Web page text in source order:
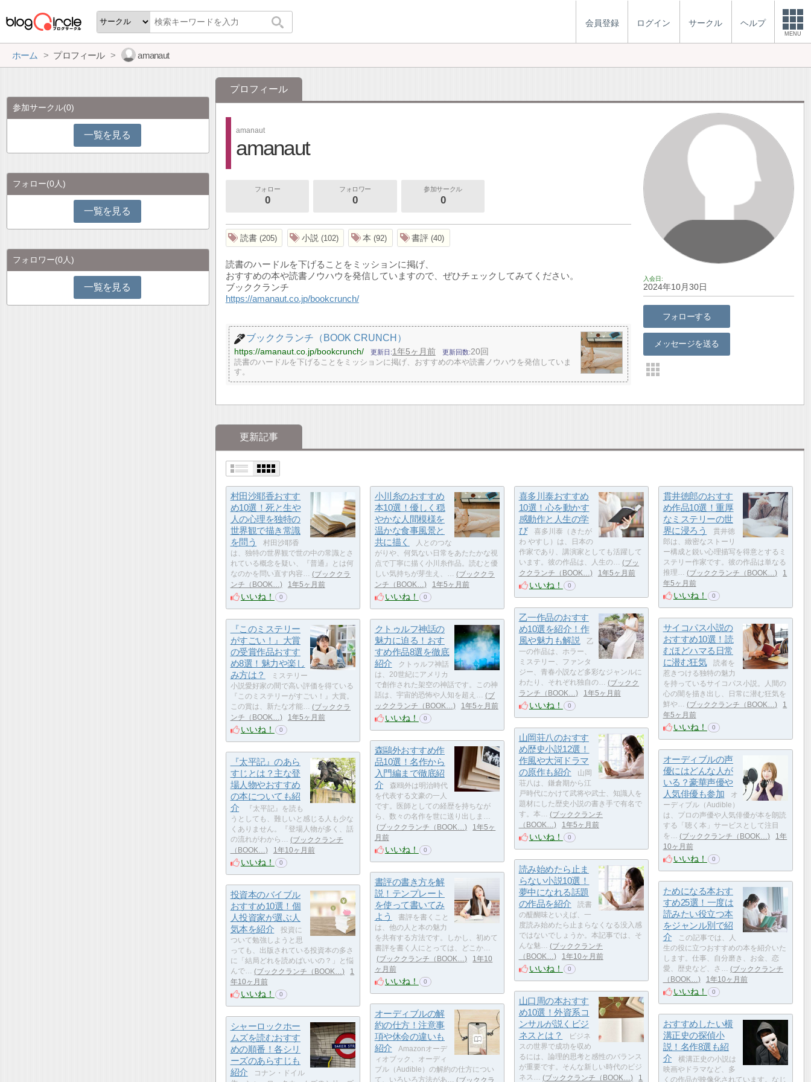
会員登録 ログイン サークル ヘルプ
MENU
ホーム プロフィール amanaut
プロフィール
amanaut
amanaut
フォロー
0
フォロワー
0
参加サークル
0
入会日
2024年10月30日
フォローする
メッセージを送る
読書 205 小説 102 本 92 書評 40
読書のハードルを下げることをミッションに掲げ、
おすすめの本や読書ノウハウを発信していますので、ぜひチェックしてみてください。
ブッククランチ
https://amanaut.co.jp/bookcrunch/
ブッククランチ（BOOK CRUNCH）
https://amanaut.co.jp/bookcrunch/ 更新日 1年5ヶ月前 更新回数 20回
読書のハードルを下げることをミッションに掲げ、おすすめの本や読書ノウハウを発信していま
す。
更新記事
村田沙耶香おすす
め10選！死と生や
人の心理を独特の
世界観で描き常識
を問う
村田沙耶香
は、独特の世界観で世の中の常識とさ
れている概念を疑い、『普通』とは何
なのかを問い直す内容…
ブッククラ
ンチ（BOOK…
1年5ヶ月前
いいね！ 0
小川糸のおすすめ
本10選！優しく穏
やかな人間模様を
温かな食事風景と
共に描く
人とのつな
がりや、何気ない日常をあたたかな視
点で丁寧に描く小川糸作品。読むと優
しい気持ちが芽生え、…
ブッククラ
ンチ（BOOK…
1年5ヶ月前
いいね！ 0
喜多川泰おすすめ
10選！心を動かす
感動作と人生の学
び
喜多川泰（きたが
わ やすし）は、日本の
作家であり、講演家としても活躍して
います。彼の作品は、人生の…
ブッ
ククランチ（BOOK…
1年5ヶ月前
いいね！ 0
貫井徳郎のおすす
め作品10選！重厚
なミステリーの世
界に浸ろう
貫井徳
郎は、緻密なストーリ
ー構成と鋭い心理描写を得意とするミ
ステリー作家です。彼の作品は単なる
推理…
ブッククランチ（BOOK…
1
年5ヶ月前
いいね！ 0
乙一作品のおすす
め10選を紹介！作
風や魅力も解説
乙
一の作品は、ホラー、
ミステリー、ファンタ
ジー、青春小説など多彩なジャンルに
わたり、それぞれ独自の…
ブックク
ランチ（BOOK…
1年5ヶ月前
いいね！ 0
サイコパス小説の
おすすめ10選！読
むほどハマる日常
に潜む狂気
読者を
惹きつける独特の魅力
を持っているサイコパス小説。人間の
心の闇を描き出し、日常に潜む狂気を
鮮や…
ブッククランチ（BOOK…
1
年5ヶ月前
いいね！ 0
『このミステリー
がすごい！』大賞
の受賞作品おすす
め8選！魅力や楽し
み方は？
ミステリー
小説愛好家の間で高い評価を得ている
『このミステリーがすごい！』大賞。
この賞は、新たな才能…
ブッククラ
ンチ（BOOK…
1年5ヶ月前
いいね！ 0
クトゥルフ神話の
魅力に迫る！おす
すめ作品8選を徹底
紹介
クトゥルフ神話
は、20世紀にアメリカ
で創作された架空の神話です。この神
話は、宇宙的恐怖や人知を超え…
ブ
ッククランチ（BOOK…
1年5ヶ月前
いいね！ 0
山岡荘八のおすす
め歴史小説12選！
作風や大河ドラマ
の原作も紹介
山岡
荘八は、鎌倉期から江
戸時代にかけて武将や武士、知識人を
題材にした歴史小説の書き手で有名で
す。本…
ブッククランチ
（BOOK…
1年5ヶ月前
いいね！ 0
森鷗外おすすめ作
品10選！名作から
入門編まで徹底紹
介
森鴎外は明治時代
を代表する文豪の一人
です。医師としての経歴を持ちなが
ら、数々の名作を世に送り出しま…
ブッククランチ（BOOK…
1年5ヶ
月前
いいね！ 0
オーディブルの声
優にはどんな人が
いる？豪華声優や
人気俳優も参加
オ
ーディブル（Audible）
は、プロの声優や人気俳優が本を朗読
する「聴く本」サービスとして注目
を…
ブッククランチ（BOOK…
1年
10ヶ月前
いいね！ 0
『太平記』のあら
すじとは？主な登
場人物やおすすめ
の本についても紹
介
『太平記』を読も
うとしても、難しいと感じる人も少な
くありません。『登場人物が多く、話
の流れがわから…
ブッククランチ
（BOOK…
1年10ヶ月前
いいね！ 0
読み始めたら止ま
らない小説10選！
夢中になれる話題
の作品を紹介
読書
の醍醐味といえば、一
度読み始めたら止まらなくなる没入感
ではないでしょうか。本記事では、そ
んな魅…
ブッククランチ
（BOOK…
1年10ヶ月前
いいね！ 0
書評の書き方を解
説！テンプレート
を使って書いてみ
よう
書評を書くこと
は、他の人と本の魅力
を共有する方法です。しかし、初めて
書評を書く人にとっては、どこか…
ブッククランチ（BOOK…
1年10
ヶ月前
いいね！ 0
ためになる本おす
すめ25選！一度は
読みたい役立つ本
をジャンル別で紹
介
この記事では、人
生の役に立つおすすめの本を紹介いた
します。仕事、自分磨き、お金、恋
愛、歴史など、さ…
ブッククランチ
（BOOK…
1年10ヶ月前
いいね！ 0
投資本のバイブル
おすすめ10選！個
人投資家が選ぶ人
気本を紹介
投資に
ついて勉強しようと思
っても、出版されている投資本の多さ
に「結局どれを読めばいいの？」と悩
んで…
ブッククランチ（BOOK…
1
年10ヶ月前
いいね！ 0
山口周の本おすす
め10選！外資系コ
ンサルが説くビジ
ネスとは？
ビジネ
スの世界で成功を収め
るには、論理的思考と感性のバランス
が重要です。そんな新しい時代のビジ
ネス…
ブッククランチ（BOOK… 1
オーディブルの解
約の仕方！注意事
項や休会の違いも
紹介
Amazonオーデ
ィオブック、オーディ
ブル（Audible）の解約の仕方につい
て、いろいろ方法があ…
ブッククラ
おすすめしたい横
溝正史の探偵小
説！名作8選も紹
介
横溝正史の小説は
映画やドラマなど、多
くの作品が映像化されています。なじ
シャーロックホー
ムズを読むおすす
めの順番！各シリ
ーズのあらすじも
紹介
コナン・ドイル
参加サークル(0)
一覧を見る
フォロー(0人)
一覧を見る
フォロワー(0人)
一覧を見る